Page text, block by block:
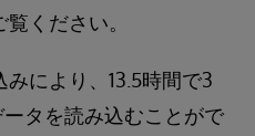
ください。
により、13.5時間で3
タを読み込むことがで